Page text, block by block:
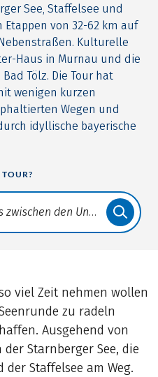
See, Staffelsee und
von 32-62 km auf
Kulturelle
Haus in Murnau und die
Tölz. Die Tour hat
wenigen kurzen
Wegen und
idyllische bayerische
viel Zeit nehmen wollen
zu radeln
Ausgehend von
Starnberger See, die
der Staffelsee am Weg.